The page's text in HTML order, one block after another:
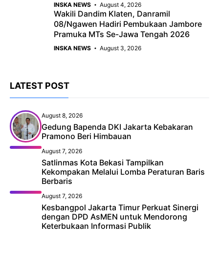
INSKA NEWS August 4, 2026
Wakili Dandim Klaten, Danramil
08/Ngawen Hadiri Pembukaan Jambore
Pramuka MTs Se-Jawa Tengah 2026
INSKA NEWS August 3, 2026
LATEST POST
August 8, 2026
Gedung Bapenda DKI Jakarta Kebakaran
Pramono Beri Himbauan
August 7, 2026
Satlinmas Kota Bekasi Tampilkan
Kekompakan Melalui Lomba Peraturan Baris
Berbaris
August 7, 2026
Kesbangpol Jakarta Timur Perkuat Sinergi
dengan DPD AsMEN untuk Mendorong
Keterbukaan Informasi Publik